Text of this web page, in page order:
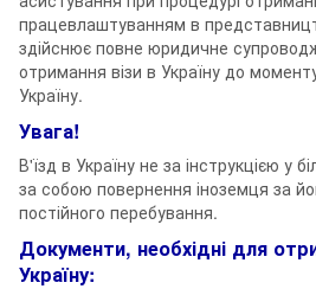
працевлаштуванням в
здійснює повне юридичне
отримання візи в Україну до
Україну.
Увага!
В'їзд в Україну не за інструкцією у
за собою повернення іноземця за
постійного перебування.
Документи, необхідні для
Україну: